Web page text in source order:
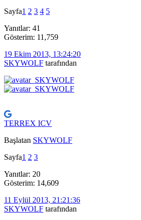
Sayfa1 2 3 4 5
Yanıtlar: 41
Gösterim: 11,759
19 Ekim 2013, 13:24:20
SKYWOLF tarafından
TERREX ICV
Başlatan SKYWOLF
Sayfa1 2 3
Yanıtlar: 20
Gösterim: 14,609
11 Eylül 2013, 21:21:36
SKYWOLF tarafından